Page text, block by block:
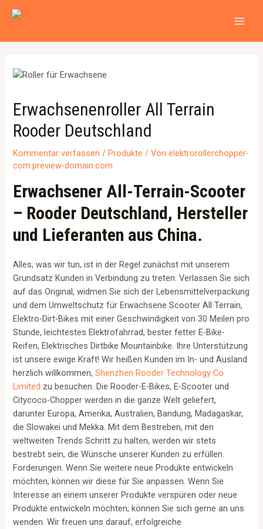
Inhalt
Erwachsenenroller All Terrain
Rooder Deutschland
Kommentar verfassen /Produkte / Vonelektrorollerchopper-
com.preview-domain.com
Erwachsener All-Terrain-Scooter
– Rooder Deutschland, Hersteller
und Lieferanten aus China.
Alles, was wir tun, ist in der Regel zunächst mit unserem
Grundsatz Kunden in Verbindung zu treten: Verlassen Sie sich
auf das Original, widmen Sie sich der Lebensmittelverpackung
und dem Umweltschutz für Erwachsene Scooter All Terrain,
Elektro-Dirt-Bikes mit einer Geschwindigkeit von 30 Meilen pro
Stunde, leichtestes Elektrofahrrad, bester fetter E-Bike-
Reifen, Elektrisches Dirtbike Mountainbike. Ihre Unterstützung
ist unsere ewige Kraft! Wir heißen Kunden im In- und Ausland
herzlich willkommen,Shenzhen Rooder Technology Co
Limited zu besuchen. Die Rooder-E-Bikes, E-Scooter und
Citycoco-Chopper werden in die ganze Welt geliefert,
darunter Europa, Amerika, Australien, Bandung, Madagaskar,
die Slowakei und Mekka. Mit dem Bestreben, mit den
weltweiten Trends Schritt zu halten, werden wir stets
bestrebt sein, die Wünsche unserer Kunden zu erfüllen.
Forderungen. Wenn Sie weitere neue Produkte entwickeln
möchten, können wir diese für Sie anpassen. Wenn Sie
Interesse an einem unserer Produkte verspüren oder neue
Produkte entwickeln möchten, können Sie sich gerne an uns
wenden. Wir freuen uns darauf, erfolgreiche